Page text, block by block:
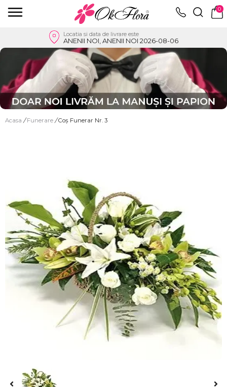
0
Locatia si data de livrare este
ANENII NOI, ANENII NOI 2026-08-06
Acasa / Funerare / Coș Funerar Nr. 3